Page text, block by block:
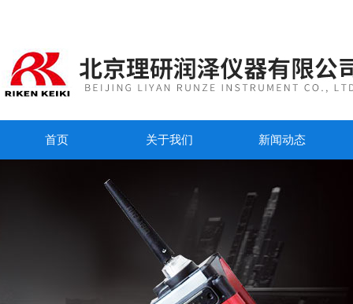
首页 关于我们 新闻动态